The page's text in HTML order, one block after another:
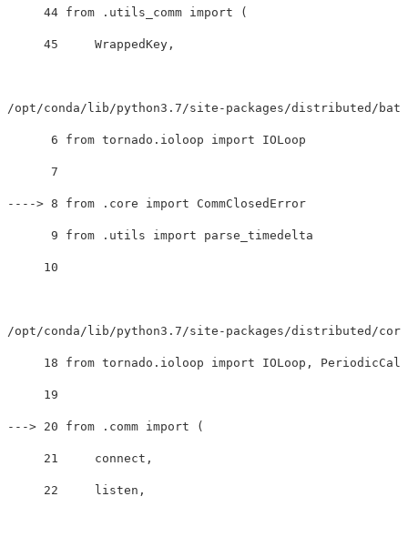
     44 from .utils_comm import
(
     45     WrappedKey,
/opt/conda/lib/python3.7/site-packages/distributed/
      6 from tornado.ioloop import IOLoop
----> 8 from .core import CommClosedError
      9 from .utils import parse_timedelta
     10
/opt/conda/lib/python3.7/site-packages/distributed/
18 from tornado.ioloop import IOLoop,
---> 20 from .comm import (
     21     connect,
     22     listen,